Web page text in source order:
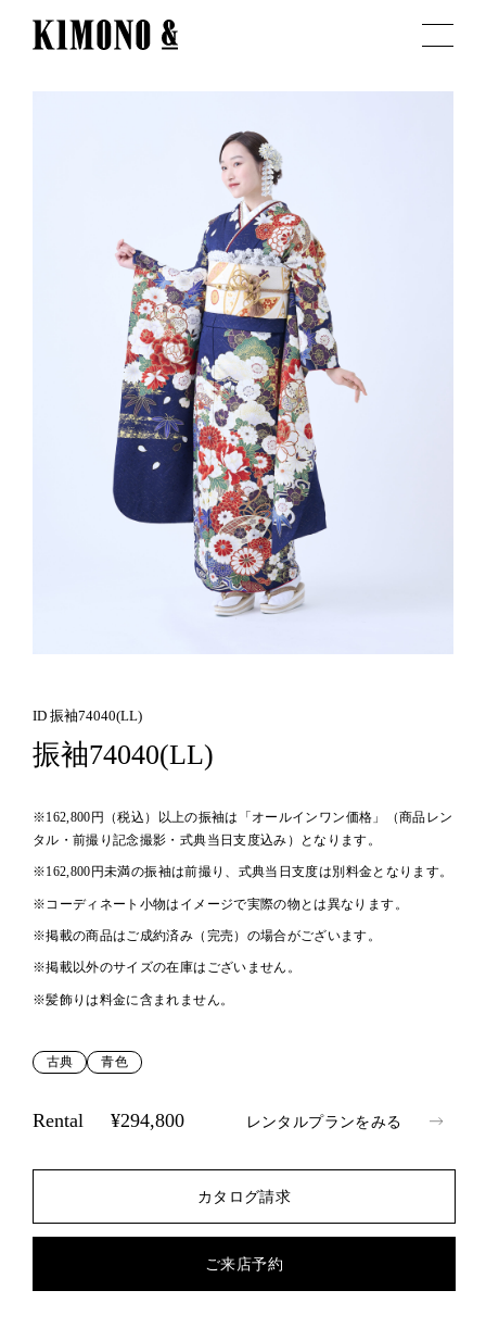
ID 振袖74040(LL)
振袖74040(LL)
※162,800円（税込）以上の振袖は「オールインワン価格」（商品レン
タル・前撮り記念撮影・式典当日支度込み）となります。
※162,800円未満の振袖は前撮り、式典当日支度は別料金となります。
※コーディネート小物はイメージで実際の物とは異なります。
※掲載の商品はご成約済み（完売）の場合がございます。
※掲載以外のサイズの在庫はございません。
※髪飾りは料金に含まれません。
古典 青色
Rental ¥294,800 レンタルプランをみる
カタログ請求
ご来店予約